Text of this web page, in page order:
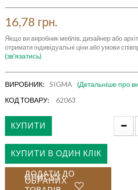
16,78 грн.
Якщо ви виробник меблів, дизайнер або
отримати індивідуальні ціни або умови
(зв'язатись)
ВИРОБНИК: SIGMA
(Детальніше про
КОД ТОВАРУ:
62063
КУПИТИ
КУПИТИ В ОДИН КЛІК
ДОДАТИ ДО
СПИСКУ
ОБРАНИХ